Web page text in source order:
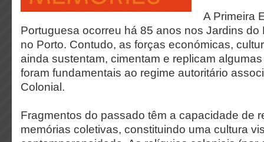
A Primeira
Portuguesa ocorreu há 85 anos nos Jardins do
no Porto. Contudo, as forças económicas,
ainda sustentam, cimentam e replicam
foram fundamentais ao regime autoritário
Colonial.
Fragmentos do passado têm a capacidade de
memórias coletivas, constituindo uma cultura